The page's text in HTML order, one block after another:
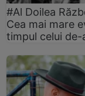
#Al Doilea
Cea mai mare
timpul celui de-